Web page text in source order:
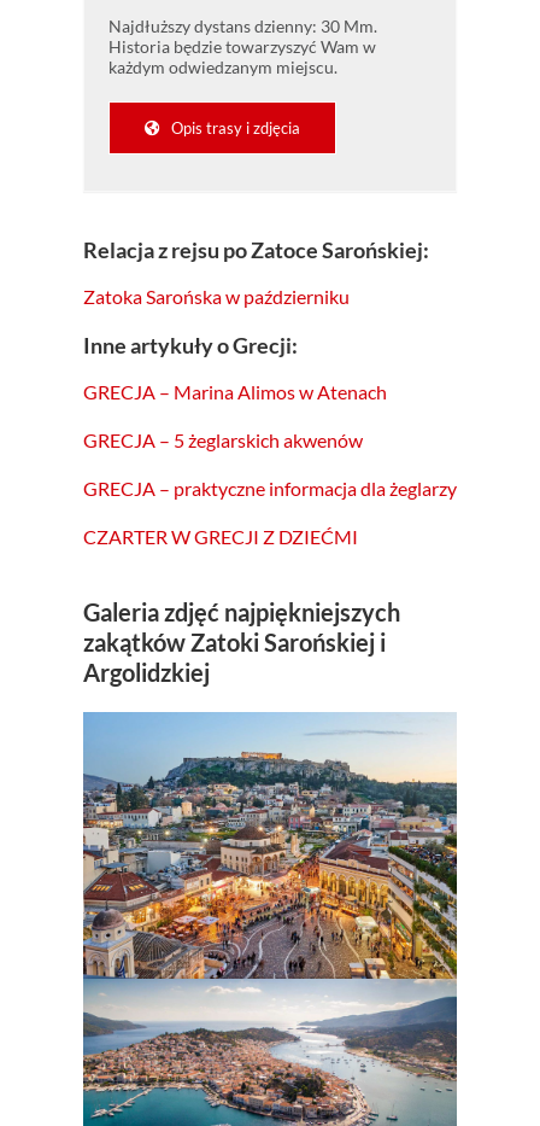
Najdłuższy dystans dzienny: 30 Mm.
Historia będzie towarzyszyć Wam w
każdym odwiedzanym miejscu.
Opis trasy i zdjęcia
Relacja z rejsu po Zatoce Sarońskiej:
Zatoka Sarońska w październiku
Inne artykuły o Grecji:
GRECJA – Marina Alimos w Atenach
GRECJA – 5 żeglarskich akwenów
GRECJA – praktyczne informacja dla żeglarzy
CZARTER W GRECJI Z DZIEĆMI
Galeria zdjęć najpiękniejszych
zakątków Zatoki Sarońskiej i
Argolidzkiej